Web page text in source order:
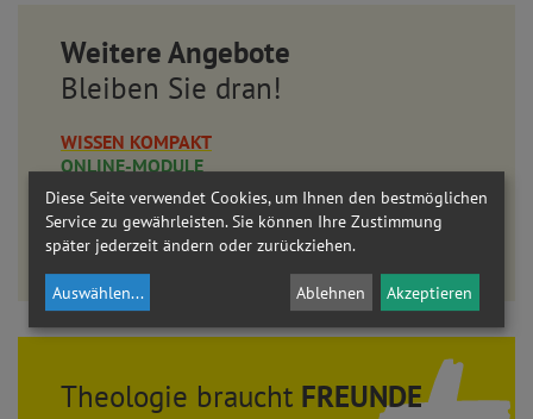
Weitere Angebote
Bleiben Sie dran!
WISSEN KOMPAKT
ONLINE-MODULE
AKADEMIE AM DOM
LEHRGANG THEOLOGIE
Theologie braucht FREUNDE
Diese Seite verwendet Cookies, um Ihnen den bestmöglichen
Service zu gewährleisten. Sie können Ihre Zustimmung
später jederzeit ändern oder zurückziehen.
Auswählen... Ablehnen Akzeptieren